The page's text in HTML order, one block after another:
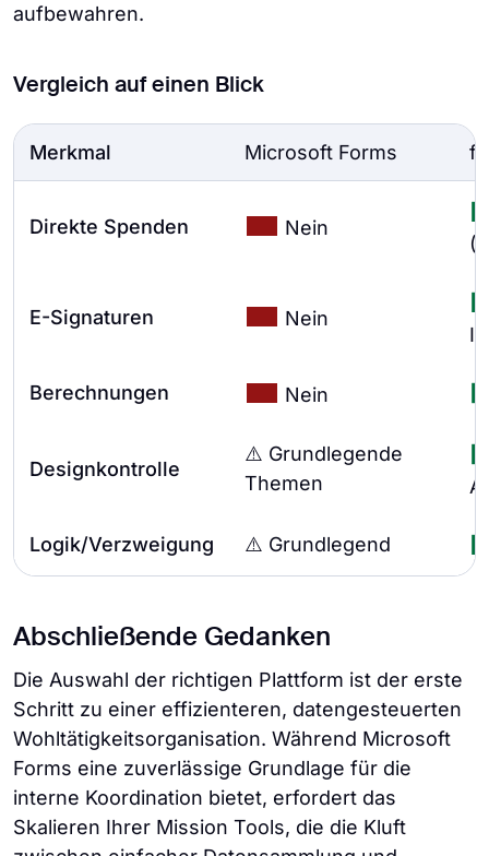
aufbewahren.
Vergleich auf einen Blick
Merkmal Microsoft Forms
Direkte Spenden Nein
E-Signaturen Nein
Berechnungen Nein
Designkontrolle
⚠️ Grundlegende
Themen
Logik/Verzweigung ⚠️ Grundlegend
Abschließende Gedanken
Die Auswahl der richtigen Plattform ist der erste
Schritt zu einer effizienteren, datengesteuerten
Wohltätigkeitsorganisation. Während Microsoft
Forms eine zuverlässige Grundlage für die
interne Koordination bietet, erfordert das
Skalieren Ihrer Mission Tools, die die Kluft